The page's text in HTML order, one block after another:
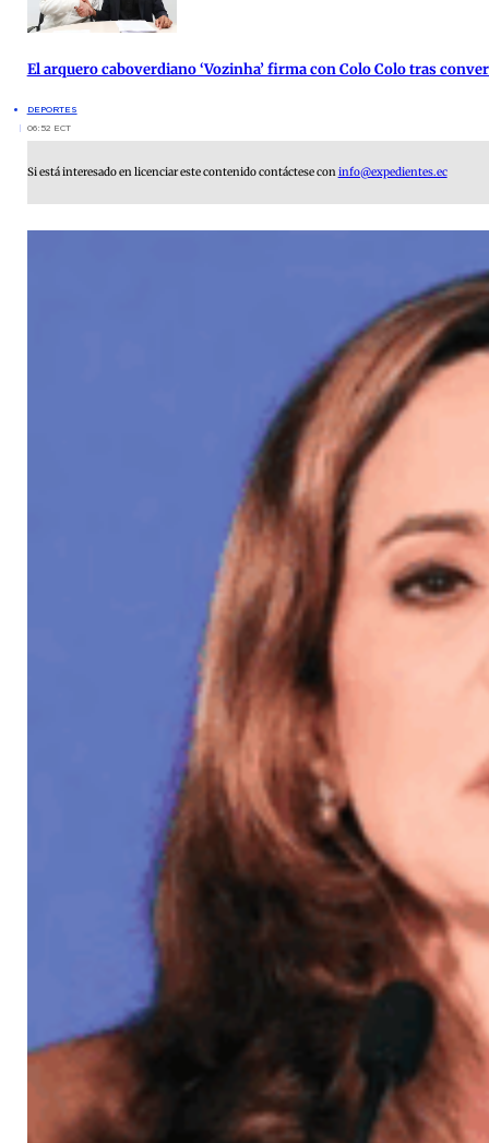
El arquero caboverdiano ‘Vozinha’ firma con Colo Colo tras
DEPORTES
06:52 ECT
Si está interesado en licenciar este contenido contáctese coninfo@expedientes.ec